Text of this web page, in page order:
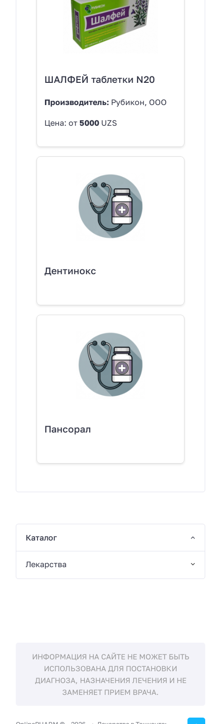
ШАЛФЕЙ таблетки N20
Производитель: Рубикон, ООО
Цена: от 5000 UZS
Дентинокс
Пансорал
Каталог
Лекарства
ИНФОРМАЦИЯ НА САЙТЕ НЕ МОЖЕТ БЫТЬ
ИСПОЛЬЗОВАНА ДЛЯ ПОСТАНОВКИ
ДИАГНОЗА, НАЗНАЧЕНИЯ ЛЕЧЕНИЯ И НЕ
ЗАМЕНЯЕТ ПРИЕМ ВРАЧА.